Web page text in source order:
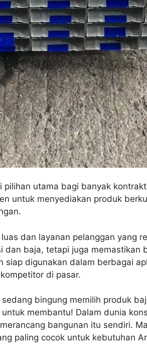
pilihan utama bagi banyak
untuk menyediakan produk
dan layanan pelanggan yang
dan baja, tetapi juga memastikan
siap digunakan dalam berbagai
di pasar.
bingung memilih produk
membantu! Dalam dunia
bangunan itu sendiri.
paling cocok untuk kebutuhan